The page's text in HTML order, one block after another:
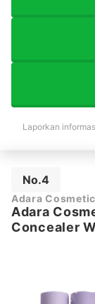
Laporkan
No.4
Adara
Adara
Concealer